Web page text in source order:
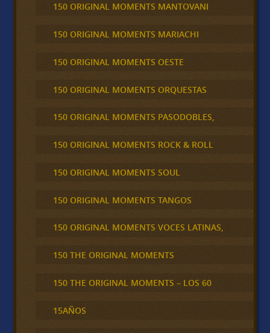
150 ORIGINAL MOMENTS MANTOVANI
150 ORIGINAL MOMENTS MARIACHI
150 ORIGINAL MOMENTS OESTE
150 ORIGINAL MOMENTS ORQUESTAS
150 ORIGINAL MOMENTS PASODOBLES,
150 ORIGINAL MOMENTS ROCK & ROLL
150 ORIGINAL MOMENTS SOUL
150 ORIGINAL MOMENTS TANGOS
150 ORIGINAL MOMENTS VOCES LATINAS,
150 THE ORIGINAL MOMENTS
150 THE ORIGINAL MOMENTS – LOS 60
15AÑOS